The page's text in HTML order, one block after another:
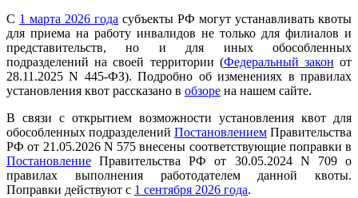
С 1 марта 2026 года субъекты РФ могут устанавливать квоты
для приема на работу инвалидов не только для филиалов и
представительств, но и для иных обособленных
подразделений на своей территории (Федеральный закон от
28.11.2025 N 445-ФЗ). Подробно об изменениях в правилах
установления квот рассказано в обзоре на нашем сайте.
В связи с открытием возможности установления квот для
обособленных подразделений Постановлением Правительства
РФ от 21.05.2026 N 575 внесены соответствующие поправки в
Постановление Правительства РФ от 30.05.2024 N 709 о
правилах выполнения работодателем данной квоты.
Поправки действуют с 1 сентября 2026 года.